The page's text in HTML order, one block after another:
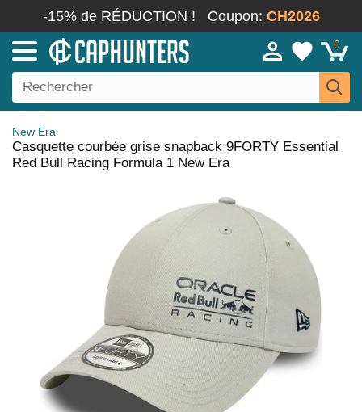
-15% de RÉDUCTION ! Coupon: CH2026
0
New Era
Casquette courbée grise snapback 9FORTY Essential
Red Bull Racing Formula 1 New Era